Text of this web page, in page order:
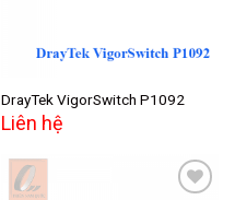
DrayTek VigorSwitch P1092
Liên hệ